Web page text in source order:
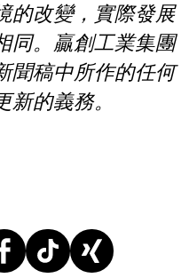
的改變，實際發展
同。贏創工業集團
聞稿中所作的任何
的義務。